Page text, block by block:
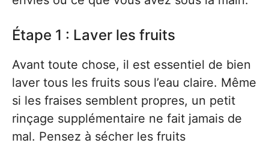
Étape 1 : Laver les fruits
Avant toute chose, il est essentiel de bien
laver tous les fruits sous l’eau claire. Même
si les fraises semblent propres, un petit
rinçage supplémentaire ne fait jamais de
mal. Pensez à sécher les fruits